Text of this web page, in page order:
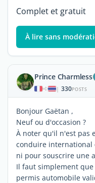
Complet et gratuit
À lire sans
Prince Charmless
| 330POSTS
Bonjour Gaëtan ,
Neuf ou d'occasion ?
À noter qu'il n'est pas
conduire international
ni pour souscrire une
Il faut simplement
permis automobile